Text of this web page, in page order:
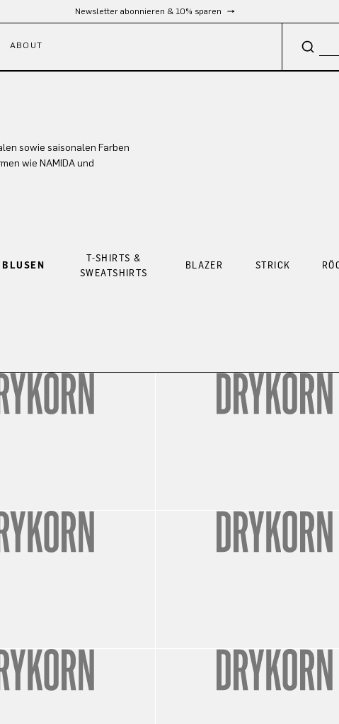
Newsletter abonnieren & 10% sparen
ABOUT
sowie saisonalen Farben
wie NAMIDA und
BLUSEN
T-SHIRTS &
SWEATSHIRTS
BLAZER STRICK